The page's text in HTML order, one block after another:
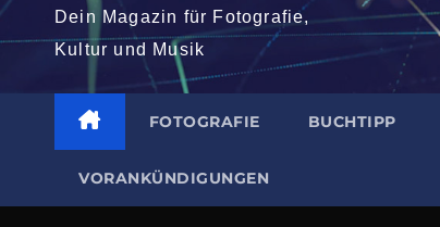
Dein Magazin für Fotografie,
Kultur und Musik
FOTOGRAFIE BUCHTIPP
VORANKÜNDIGUNGEN